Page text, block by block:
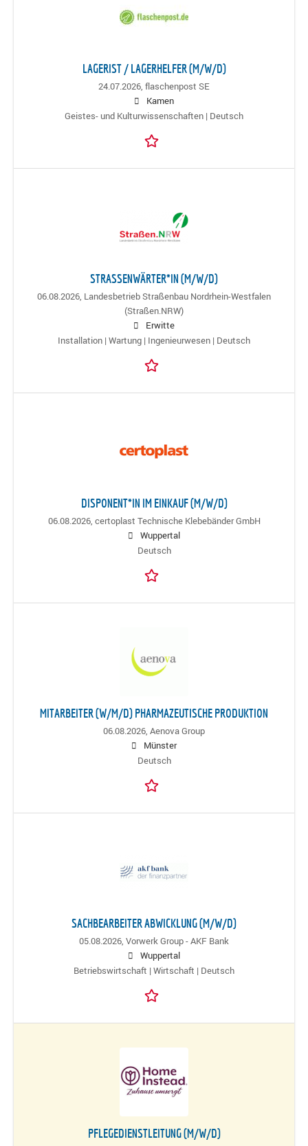
LAGERIST / LAGERHELFER (M/W/D)
24.07.2026, flaschenpost SE
Kamen
Geistes- und Kulturwissenschaften | Deutsch
STRASSENWÄRTER*IN (M/W/D)
06.08.2026, Landesbetrieb Straßenbau Nordrhein-Westfalen
(Straßen.NRW)
Erwitte
Installation | Wartung | Ingenieurwesen | Deutsch
DISPONENT*IN IM EINKAUF (M/W/D)
06.08.2026, certoplast Technische Klebebänder GmbH
Wuppertal
Deutsch
MITARBEITER (W/M/D) PHARMAZEUTISCHE PRODUKTION
06.08.2026, Aenova Group
Münster
Deutsch
SACHBEARBEITER ABWICKLUNG (M/W/D)
05.08.2026, Vorwerk Group - AKF Bank
Wuppertal
Betriebswirtschaft | Wirtschaft | Deutsch
PFLEGEDIENSTLEITUNG (M/W/D)